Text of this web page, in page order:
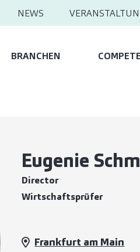
NEWS
BRANCHEN
Eugenie
Director
Wirtschaftsprüfer
Frankfurt am Main